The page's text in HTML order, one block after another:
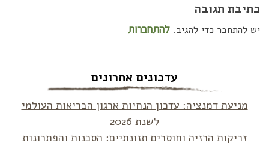
כתיבת תגובה
יש להתחבר כדי להגיב. להתחברות
עדכונים אחרונים
מניעת דמנציה: עדכון הנחיות ארגון הבריאות העולמי
לשנת 2026
זריקות הרזיה וחוסרים תזונתיים: הסכנות והפתרונות